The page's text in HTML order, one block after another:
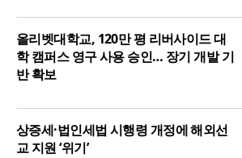
올리벳대학교, 120만 평 리버사이드 대
학 캠퍼스 영구 사용 승인… 장기 개발 기
반 확보
상증세·법인세법 시행령 개정에 해외선
교 지원 ‘위기’